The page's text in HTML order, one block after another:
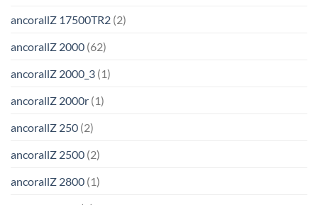
ancorallZ 17500TR2 (2)
ancorallZ 2000 (62)
ancorallZ 2000_3 (1)
ancorallZ 2000r (1)
ancorallZ 250 (2)
ancorallZ 2500 (2)
ancorallZ 2800 (1)